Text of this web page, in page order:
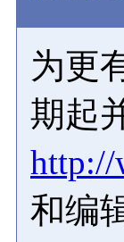
为更
期起
http://
和编